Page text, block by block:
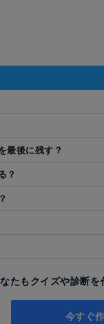
最後に残す？
？
たもクイズや診断を
今すぐ